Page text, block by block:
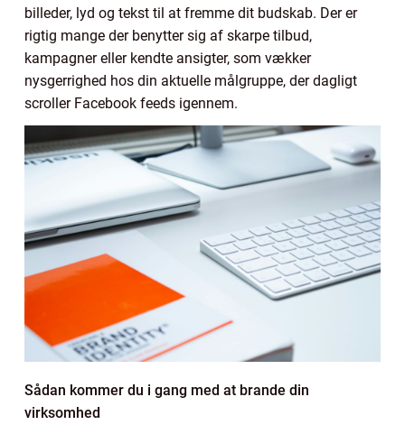
billeder, lyd og tekst til at fremme dit budskab. Der er
rigtig mange der benytter sig af skarpe tilbud,
kampagner eller kendte ansigter, som vækker
nysgerrighed hos din aktuelle målgruppe, der dagligt
scroller Facebook feeds igennem.
Sådan kommer du i gang med at brande din
virksomhed